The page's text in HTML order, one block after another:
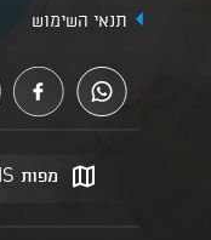
תנאי השימוש
מפות GIS